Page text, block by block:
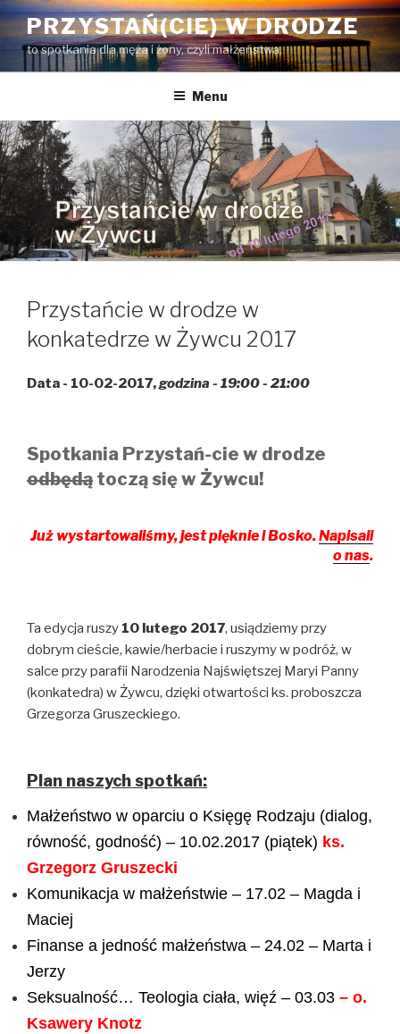
Przejdź
treści
PRZYSTAŃ(CIE) W DRODZE
to spotkania dla męża i żony, czyli małżeństwa.
Menu
Przystańcie w drodze w
konkatedrze w Żywcu 2017
Data - 10-02-2017,godzina - 19:00 - 21:00
Spotkania Przystań-cie w drodze
odbędą toczą się w Żywcu!
Już wystartowaliśmy, jest pięknie i Bosko.Napisali
o nas.
Ta edycja ruszy 10 lutego 2017, usiądziemy przy
dobrym cieście, kawie/herbacie i ruszymy w podróż, w
salce przy parafii Narodzenia Najświętszej Maryi Panny
(konkatedra) w Żywcu, dzięki otwartości ks. proboszcza
Grzegorza Gruszeckiego.
Plan naszych spotkań:
Małżeństwo w oparciu o Księgę Rodzaju (dialog,
równość, godność) – 10.02.2017 (piątek) ks.
Grzegorz Gruszecki
Komunikacja w małżeństwie – 17.02 – Magda i
Maciej
Finanse a jedność małżeństwa – 24.02 – Marta i
Jerzy
Seksualność… Teologia ciała, więź – 03.03 – o.
Ksawery Knotz